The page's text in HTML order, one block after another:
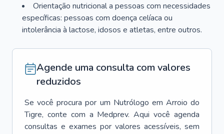
Orientação nutricional a pessoas com necessidades
específicas: pessoas com doença celíaca ou
intolerância à lactose, idosos e atletas, entre outros.
Agende uma consulta com valores
reduzidos
Se você procura por um Nutrólogo em Arroio do
Tigre, conte com a Medprev. Aqui você agenda
consultas e exames por valores acessíveis, sem